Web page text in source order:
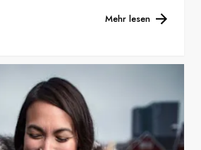
Mehr lesen